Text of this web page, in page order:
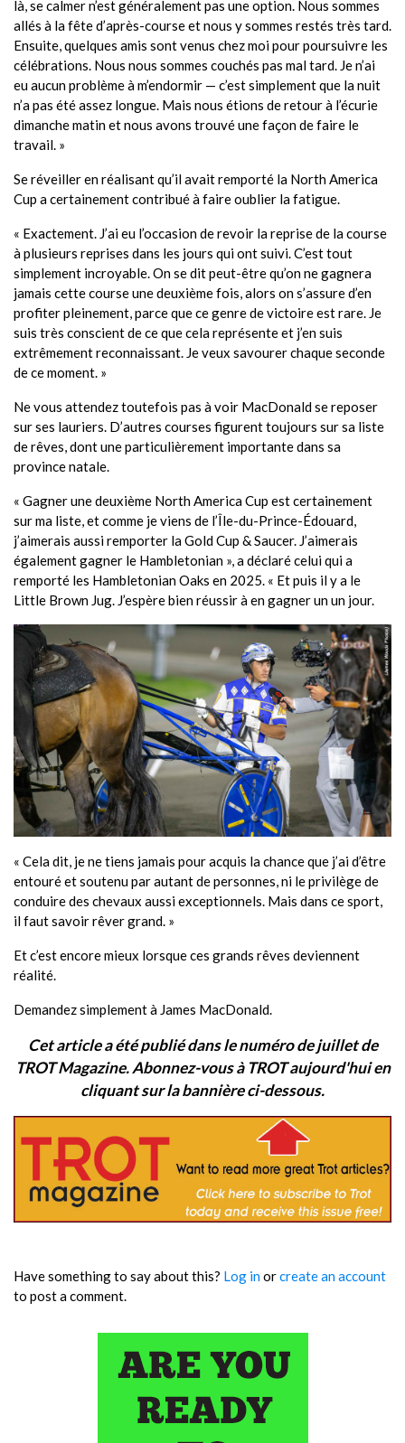
là, se calmer n’est généralement pas une option. Nous sommes
allés à la fête d’après-course et nous y sommes restés très tard.
Ensuite, quelques amis sont venus chez moi pour poursuivre les
célébrations. Nous nous sommes couchés pas mal tard. Je n’ai
eu aucun problème à m’endormir — c’est simplement que la nuit
n’a pas été assez longue. Mais nous étions de retour à l’écurie
dimanche matin et nous avons trouvé une façon de faire le
travail. »
Se réveiller en réalisant qu’il avait remporté la North America
Cup a certainement contribué à faire oublier la fatigue.
« Exactement. J’ai eu l’occasion de revoir la reprise de la course
à plusieurs reprises dans les jours qui ont suivi. C’est tout
simplement incroyable. On se dit peut-être qu’on ne gagnera
jamais cette course une deuxième fois, alors on s’assure d’en
profiter pleinement, parce que ce genre de victoire est rare. Je
suis très conscient de ce que cela représente et j’en suis
extrêmement reconnaissant. Je veux savourer chaque seconde
de ce moment. »
Ne vous attendez toutefois pas à voir MacDonald se reposer
sur ses lauriers. D’autres courses figurent toujours sur sa liste
de rêves, dont une particulièrement importante dans sa
province natale.
« Gagner une deuxième North America Cup est certainement
sur ma liste, et comme je viens de l’Île-du-Prince-Édouard,
j’aimerais aussi remporter la Gold Cup & Saucer. J’aimerais
également gagner le Hambletonian », a déclaré celui qui a
remporté les Hambletonian Oaks en 2025. « Et puis il y a le
Little Brown Jug. J’espère bien réussir à en gagner un un jour.
« Cela dit, je ne tiens jamais pour acquis la chance que j’ai d’être
entouré et soutenu par autant de personnes, ni le privilège de
conduire des chevaux aussi exceptionnels. Mais dans ce sport,
il faut savoir rêver grand. »
Et c’est encore mieux lorsque ces grands rêves deviennent
réalité.
Demandez simplement à James MacDonald.
Cet article a été publié dans le numéro de juillet de
TROT Magazine. Abonnez-vous à TROT aujourd'hui en
cliquant sur la bannière ci-dessous.
Have something to say about this? Log inorcreate an account
to post a comment.